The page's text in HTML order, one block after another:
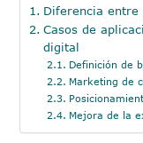
Diferencia entre
Casos de
digital
Definición de
Marketing de
Mejora de la